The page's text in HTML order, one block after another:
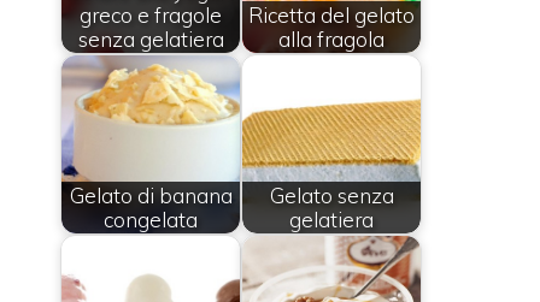
greco e fragole
senza gelatiera
Ricetta del gelato
alla fragola
Gelato di banana
congelata
Gelato senza
gelatiera